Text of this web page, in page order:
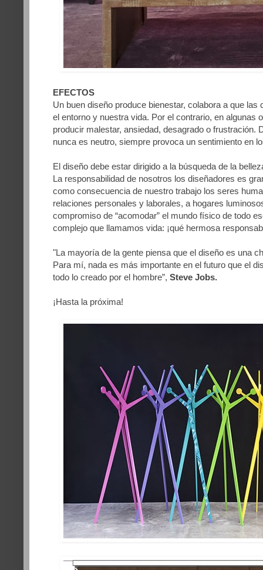
EFECTOS
Un buen diseño produce bienestar, colabora a que
el entorno y nuestra vida. Por el contrario, en algunas
producir malestar, ansiedad, desagrado o frustración.
nunca es neutro, siempre provoca un sentimiento en
El diseño debe estar dirigido a la búsqueda de la
La responsabilidad de nosotros los diseñadores es
como consecuencia de nuestro trabajo los seres
relaciones personales y laborales, a hogares
compromiso de “acomodar” el mundo físico de todo
complejo que llamamos vida: ¡qué hermosa
"La mayoría de la gente piensa que el diseño es una
Para mí, nada es más importante en el futuro que el
todo lo creado por el hombre”, Steve Jobs.
¡Hasta la próxima!